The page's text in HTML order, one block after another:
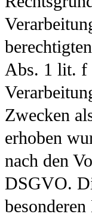
Abs. 1 lit.
Zwecken
erhoben
nach den
DSGVO.